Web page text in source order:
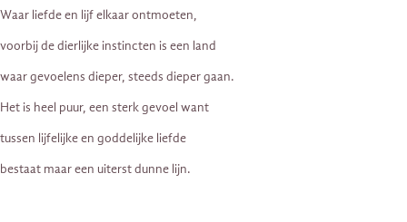
Waar liefde en lijf elkaar ontmoeten,
voorbij de dierlijke instincten is een land
waar gevoelens dieper, steeds dieper gaan.
Het is heel puur, een sterk gevoel want
tussen lijfelijke en goddelijke liefde
bestaat maar een uiterst dunne lijn.